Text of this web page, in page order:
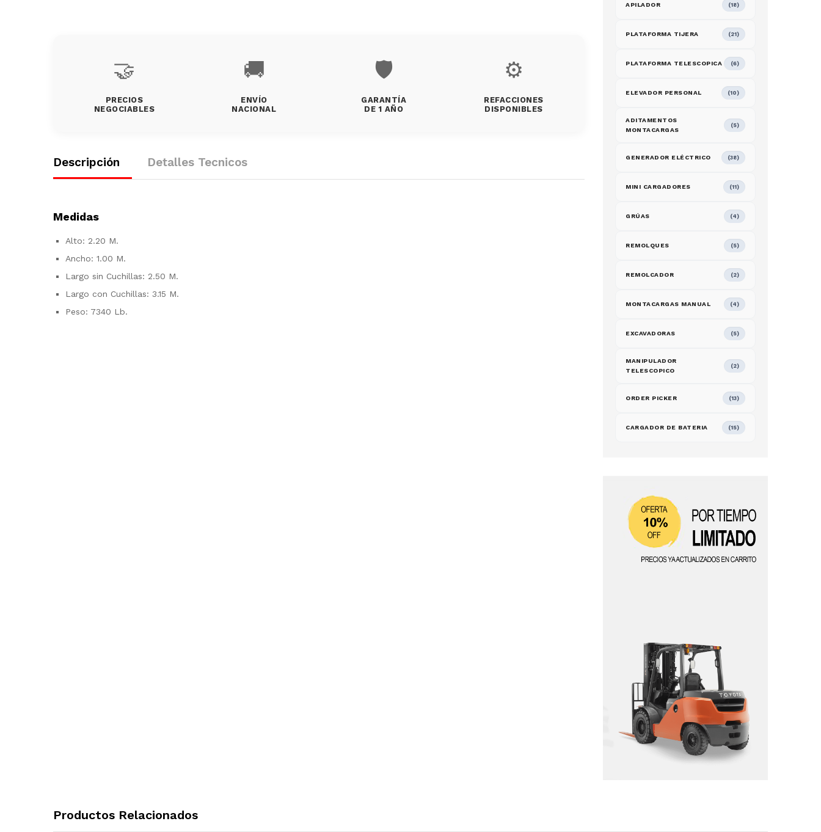
🤝
PRECIOS
NEGOCIABLES
🚚
ENVÍO
NACIONAL
🛡️
GARANTÍA
DE 1 AÑO
⚙️
REFACCIONES
DISPONIBLES
Descripción Detalles Tecnicos
Medidas
Alto: 2.20 M.
Ancho: 1.00 M.
Largo sin Cuchillas: 2.50 M.
Largo con Cuchillas: 3.15 M.
Peso: 7340 Lb.
APILADOR (18)
PLATAFORMA TIJERA (21)
PLATAFORMA TELESCOPICA (6)
ELEVADOR PERSONAL (10)
ADITAMENTOS
MONTACARGAS
(5)
GENERADOR ELÉCTRICO (38)
MINI CARGADORES (11)
GRÚAS (4)
REMOLQUES (5)
REMOLCADOR (2)
MONTACARGAS MANUAL (4)
EXCAVADORAS (5)
MANIPULADOR
TELESCOPICO
(2)
ORDER PICKER (13)
CARGADOR DE BATERIA (15)
Productos Relacionados